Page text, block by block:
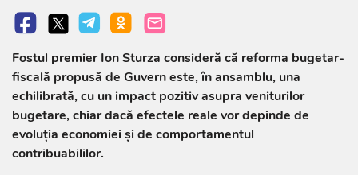
Fostul premier Ion Sturza consideră că reforma bugetar-
fiscală propusă de Guvern este, în ansamblu, una
echilibrată, cu un impact pozitiv asupra veniturilor
bugetare, chiar dacă efectele reale vor depinde de
evoluția economiei și de comportamentul
contribuabililor.